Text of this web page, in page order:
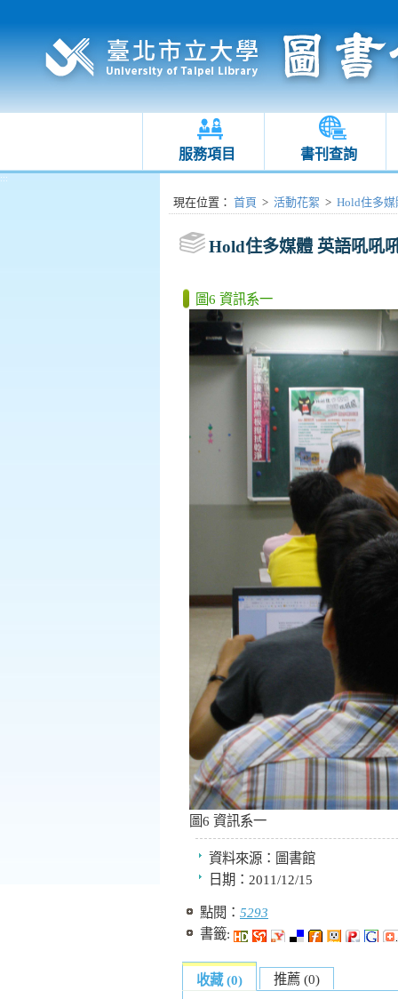
服務項目 書刊查詢
:::
:::現在位置 ： 首頁 > 活動花絮 > Hold住多媒
Hold住多媒體 英語吼吼
圖6 資訊系一
圖6 資訊系一
資料來源： 圖書館
日期： 2011/12/15
點閱： 5293
書籤:
收藏 (0) 推薦 (0)